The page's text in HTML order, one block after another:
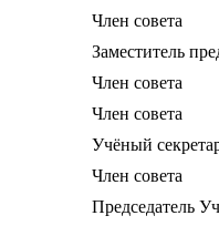
Член совета
Заместитель
Член совета
Член совета
Учёный
Член совета
Председатель